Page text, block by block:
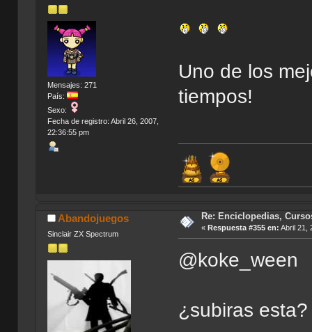
Mensajes: 271
País:
Sexo:
Fecha de registro: Abril 26, 2007,
22:36:55 pm
Uno de los
tiempos!
Abandojuegos
Sinclair ZX Spectrum
Re: Enciclopedias,
« Respuesta #355 en: Abril 21,
@koke_ween
¿subiras esta?